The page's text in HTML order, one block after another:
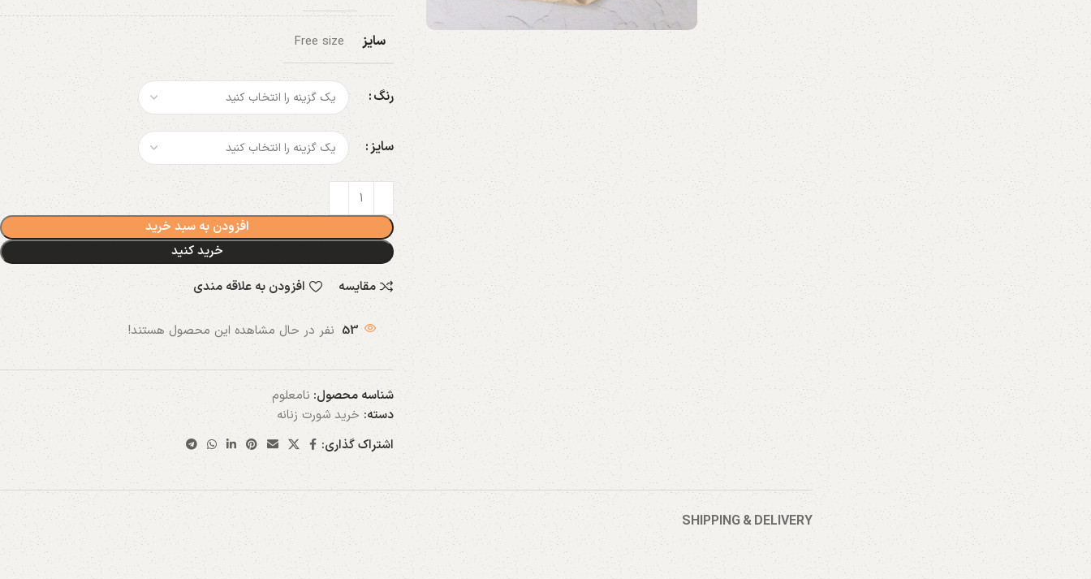
سایز Free size
رنگ
سایز
افزودن به سبد خرید
خرید کنید
مقایسه
افزودن به علاقه مندی
53 نفر در حال مشاهده این محصول هستند!
شناسه محصول: نامعلوم
دسته: خرید شورت زنانه
اشتراک گذاری:
SHIPPING & DELIVERY
Facebook
X
Instagram
YouTube
Pinterest
WhatsApp